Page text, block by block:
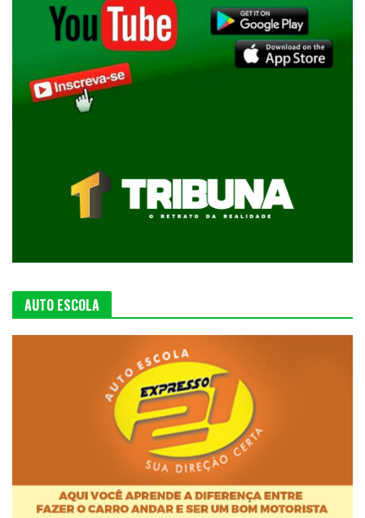
AUTO ESCOLA